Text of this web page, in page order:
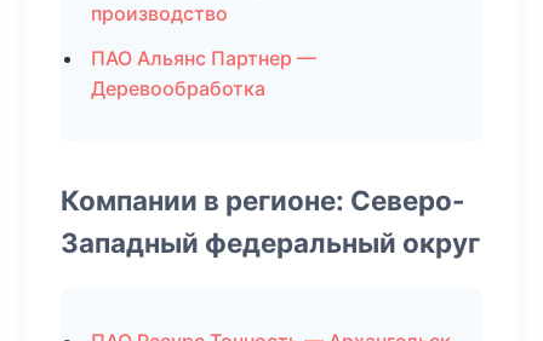
производство
ПАО Альянс Партнер —
Деревообработка
Компании в регионе: Северо-
Западный федеральный округ